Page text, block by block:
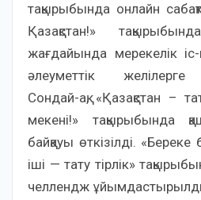
тақырыбында онлайн
Қазақстан!»
жағдайында мерекелік
әлеуметтік
Сондай-ақ, «Қазақстан –
мекені!» тақырыбында
байқауы өткізілді.
іші — тату тірлік»
челлендж